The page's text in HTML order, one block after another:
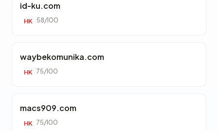
id-ku.com
HK 58/100
waybekomunika.com
HK 75/100
macs909.com
HK 75/100